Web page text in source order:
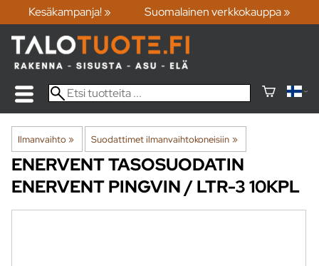
Kesäkampanja! » Suomalainen verkkokauppa »
Ilmanvaihto‪» Suodattimet ilmanvaihtokoneisiin ‪»
ENERVENTTASOSUODATIN
ENERVENT PINGVIN / LTR-3 10KPL